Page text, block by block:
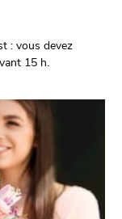
: vous devez
15 h.